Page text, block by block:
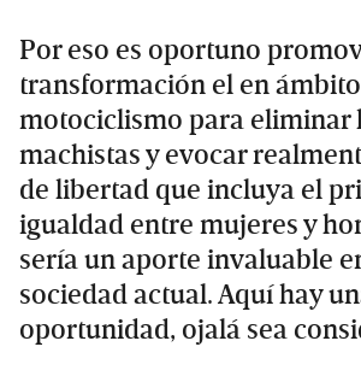
Por eso es oportuno
transformación el en
motociclismo para eliminar
machistas y evocar
de libertad que incluya el
igualdad entre mujeres y
sería un aporte invaluable
sociedad actual. Aquí hay
oportunidad, ojalá sea